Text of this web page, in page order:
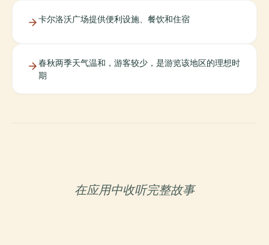
卡尔洛沃广场提供便利设施、餐饮和住宿
春秋两季天气温和，游客较少，是游览该地区的理想时
期
在应用中收听完整故事